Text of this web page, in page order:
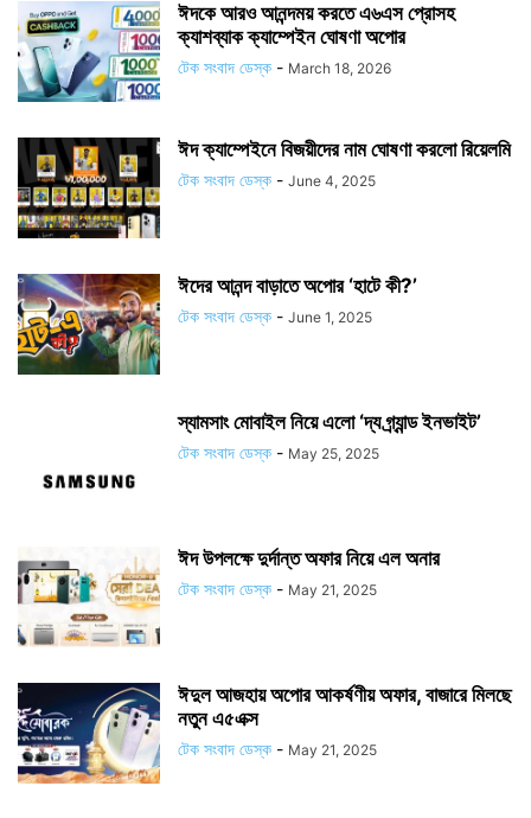
ঈদকে আরও আনন্দময় করতে এ৬এস প্রোসহ
ক্যাশব্যাক ক্যাম্পেইন ঘোষণা অপোর
টেক সংবাদ ডেস্ক - March 18, 2026
ঈদ ক্যাম্পেইনে বিজয়ীদের নাম ঘোষণা করলো রিয়েলমি
টেক সংবাদ ডেস্ক - June 4, 2025
ঈদের আনন্দ বাড়াতে অপোর ‘হাটে কী?’
টেক সংবাদ ডেস্ক - June 1, 2025
স্যামসাং মোবাইল নিয়ে এলো ‘দ্য গ্র্যান্ড ইনভাইট’
টেক সংবাদ ডেস্ক - May 25, 2025
ঈদ উপলক্ষে দুর্দান্ত অফার নিয়ে এল অনার
টেক সংবাদ ডেস্ক - May 21, 2025
ঈদুল আজহায় অপোর আকর্ষণীয় অফার, বাজারে মিলছে
নতুন এ৫এক্স
টেক সংবাদ ডেস্ক - May 21, 2025